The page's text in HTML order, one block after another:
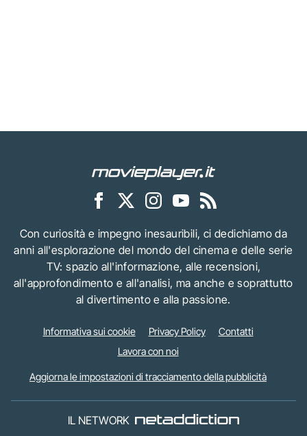
Con curiosità e impegno inesauribili, ci dedichiamo da
anni all'esplorazione del mondo del cinema e delle serie
TV: spazio all'informazione, alle recensioni,
all'approfondimento e all'analisi, ma anche e soprattutto
al divertimento e alla passione.
Informativa sui cookie Privacy Policy
Contatti
Lavora con noi
Aggiorna le impostazioni di tracciamento della pubblicità
IL NETWORK